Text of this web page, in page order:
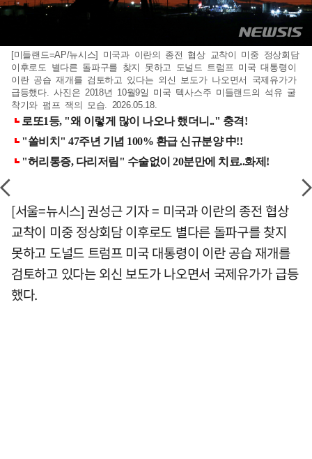
[미들랜드=AP/뉴시스] 미국과 이란의 종전 협상 교착이 미중 정상회담
이후로도 별다른 돌파구를 찾지 못하고 도널드 트럼프 미국 대통령이
이란 공습 재개를 검토하고 있다는 외신 보도가 나오면서 국제유가가
급등했다. 사진은 2018년 10월9일 미국 텍사스주 미들랜드의 석유 굴
착기와 펌프 잭의 모습. 2026.05.18.
[서울=뉴시스] 권성근 기자 = 미국과 이란의 종전 협상
교착이 미중 정상회담 이후로도 별다른 돌파구를 찾지
못하고 도널드 트럼프 미국 대통령이 이란 공습 재개를
검토하고 있다는 외신 보도가 나오면서 국제유가가 급등
했다.